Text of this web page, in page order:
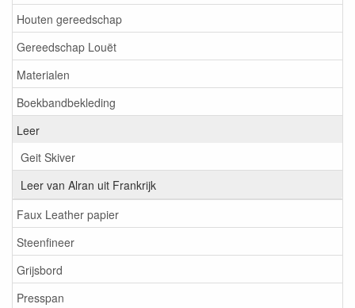
Houten gereedschap
Gereedschap Louët
Materialen
Boekbandbekleding
Leer
Geit Skiver
Leer van Alran uit Frankrijk
Faux Leather papier
Steenfineer
Grijsbord
Presspan